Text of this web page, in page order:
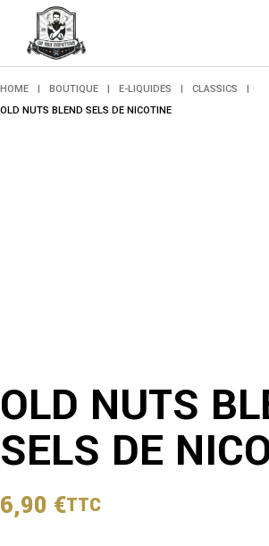
content
HOME BOUTIQUE E-LIQUIDES
CLASSICS
OLD NUTS BLEND SELS DE NICOTINE
OLD NUTS
SELS DE
6,90 €TTC